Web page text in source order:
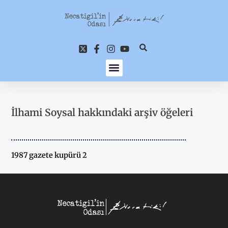
İlhami Soysal hakkındaki arşiv öğeleri
1987 gazete kupürü 2